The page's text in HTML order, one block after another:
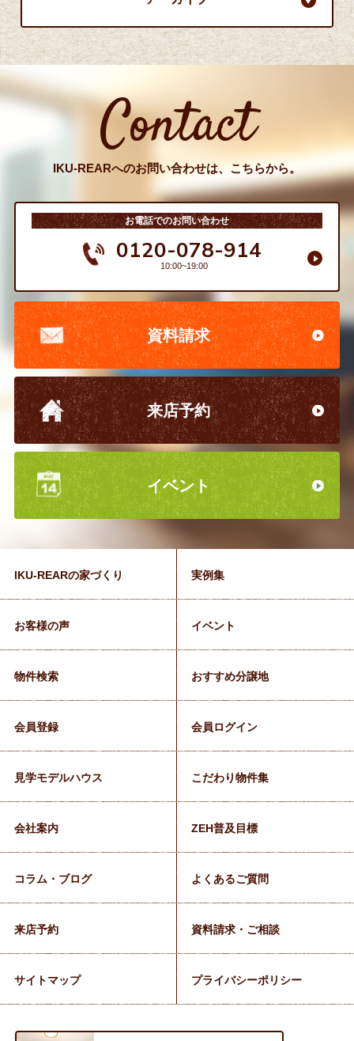
Contact
IKU-REARへのお問い合わせは、こちらから。
お電話でのお問い合わせ
0120-078-914
10:00~19:00
資料請求
来店予約
イベント
IKU-REARの家づくり 実例集
お客様の声 イベント
物件検索 おすすめ分譲地
会員登録 会員ログイン
見学モデルハウス こだわり物件集
会社案内 ZEH普及目標
コラム・ブログ よくあるご質問
来店予約 資料請求・ご相談
サイトマップ プライバシーポリシー